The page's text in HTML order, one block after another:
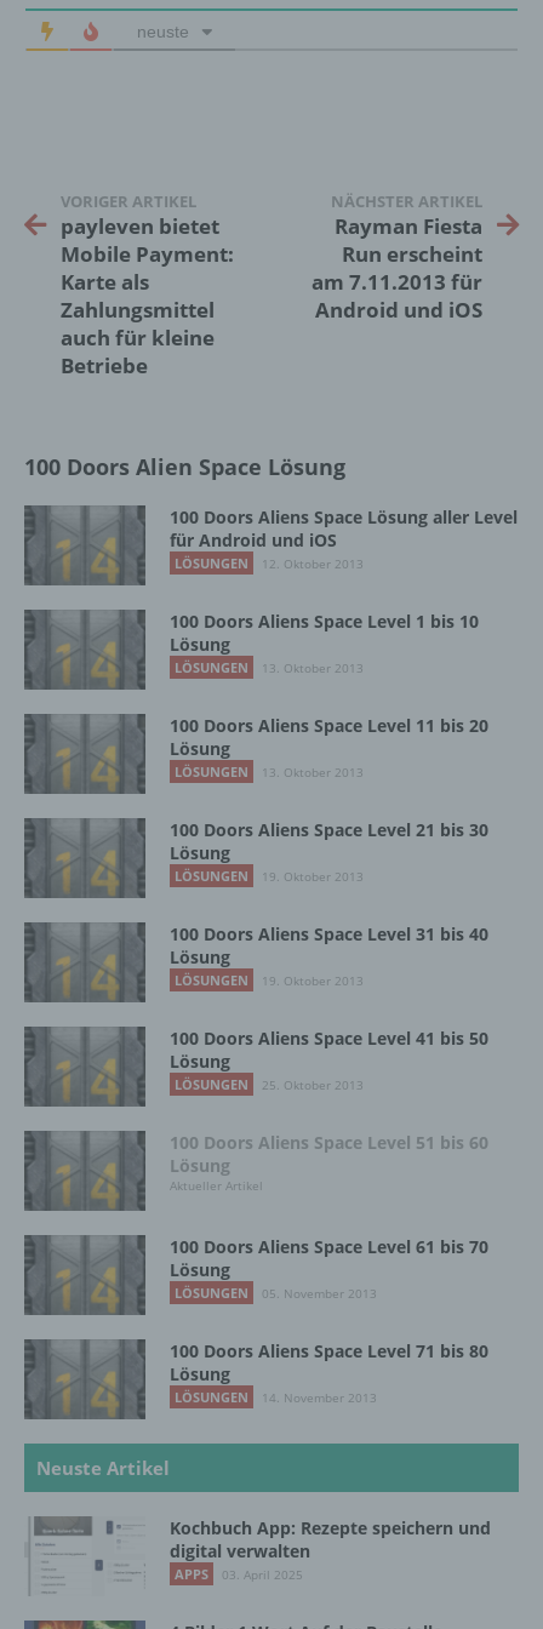
neuste
VORIGER ARTIKEL
payleven bietet
Mobile Payment:
Karte als
Zahlungsmittel
auch für kleine
Betriebe
NÄCHSTER ARTIKEL
Rayman Fiesta
Run erscheint
am 7.11.2013 für
Android und iOS
100 Doors Alien Space Lösung
100 Doors Aliens Space Lösung aller Level
für Android und iOS
LÖSUNGEN 12. Oktober 2013
100 Doors Aliens Space Level 1 bis 10
Lösung
LÖSUNGEN 13. Oktober 2013
100 Doors Aliens Space Level 11 bis 20
Lösung
LÖSUNGEN 13. Oktober 2013
100 Doors Aliens Space Level 21 bis 30
Lösung
LÖSUNGEN 19. Oktober 2013
100 Doors Aliens Space Level 31 bis 40
Lösung
LÖSUNGEN 19. Oktober 2013
100 Doors Aliens Space Level 41 bis 50
Lösung
LÖSUNGEN 25. Oktober 2013
100 Doors Aliens Space Level 51 bis 60
Lösung
Aktueller Artikel
100 Doors Aliens Space Level 61 bis 70
Lösung
LÖSUNGEN 05. November 2013
100 Doors Aliens Space Level 71 bis 80
Lösung
LÖSUNGEN 14. November 2013
Neuste Artikel
Kochbuch App: Rezepte speichern und
digital verwalten
APPS 03. April 2025
j) Dritter
und den Personen, die unter der
unmittelbaren Verantwortung des
Verantwortlichen oder des
Auftragsverarbeiters befugt sind, die
personenbezogenen Daten zu verarbeiten.
Person freiwillig für den bestimmten Fall in
abgegebene Willensbekundung in Form
einer Erklärung oder einer sonstigen
eindeutigen bestätigenden Handlung, mit der
die betroffene Person zu verstehen gibt, dass
sie mit der Verarbeitung der sie betreffenden
personenbezogenen Daten einverstanden
ist.
Name und Anschrift des für die Verarbeitung
Verantwortlichen
Verantwortlicher im Sinne der Datenschutz-
Grundverordnung, sonstiger in den Mitgliedstaaten
der Europäischen Union geltenden
Datenschutzgesetze und anderer Bestimmungen
InnoMobile GmbH
18069 Lambrechtshagen
DE
Cookies / SessionStorage / LocalStorage
Die Internetseiten verwenden teilweise so
genannte Cookies, LocalStorage und
SessionStorage. Dies dient dazu, unser Angebot
nutzerfreundlicher, effektiver und sicherer zu
machen. Local Storage und SessionStorage ist
eine Technologie, mit welcher ihr Browser Daten
auf Ihrem Computer oder mobilen Gerät
abspeichert. Cookies sind Textdateien, welche
über einen Internetbrowser auf einem
Computersystem abgelegt und gespeichert
werden. Sie können die Verwendung von Cookies,
LocalStorage und SessionStorage durch
entsprechende Einstellung in Ihrem Browser
verhindern.